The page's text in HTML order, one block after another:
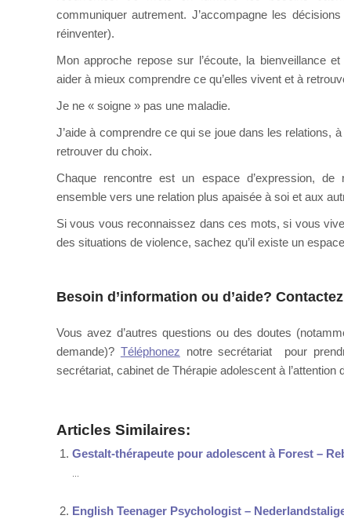
communiquer autrement. J’accompagne les
réinventer).
Mon approche repose sur l’écoute, la bienveillance
aider à mieux comprendre ce qu’elles vivent et à
Je ne « soigne » pas une maladie.
J’aide à comprendre ce qui se joue dans les relations,
retrouver du choix.
Chaque rencontre est un espace d’expression,
ensemble vers une relation plus apaisée à soi et aux
Si vous vous reconnaissez dans ces mots, si vous
des situations de violence, sachez qu’il existe un
Besoin d’information ou d’aide?
Vous avez d’autres questions ou des doutes
demande)? Téléphonez notre secrétariat pour
secrétariat, cabinet de Thérapie adolescent à l’attention
Articles Similaires:
Gestalt-thérapeute pour adolescent à Forest –
English Teenager Psychologist –